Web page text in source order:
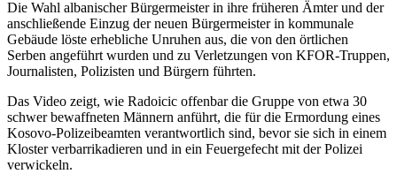
Die Wahl albanischer Bürgermeister in ihre früheren Ämter und der
anschließende Einzug der neuen Bürgermeister in kommunale
Gebäude löste erhebliche Unruhen aus, die von den örtlichen
Serben angeführt wurden und zu Verletzungen von KFOR-Truppen,
Journalisten, Polizisten und Bürgern führten.
Das Video zeigt, wie Radoicic offenbar die Gruppe von etwa 30
schwer bewaffneten Männern anführt, die für die Ermordung eines
Kosovo-Polizeibeamten verantwortlich sind, bevor sie sich in einem
Kloster verbarrikadieren und in ein Feuergefecht mit der Polizei
verwickeln.